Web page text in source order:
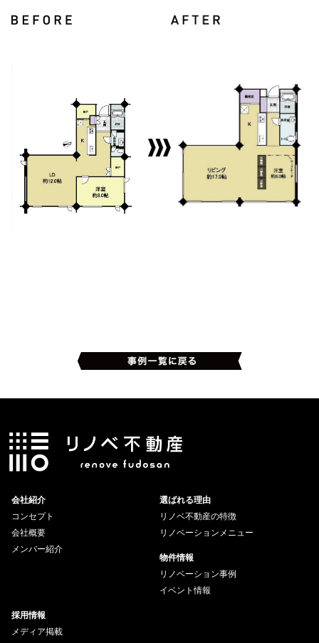
会社紹介
コンセプト
会社概要
メンバー紹介
選ばれる理由
リノベ不動産の特徴
リノベーションメニュー
物件情報
リノベーション事例
イベント情報
採用情報
メディア掲載